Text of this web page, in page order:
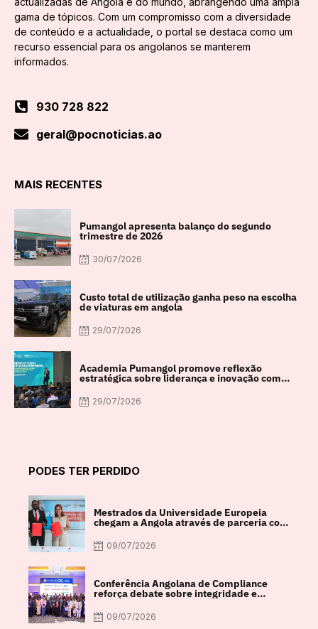
gama de tópicos. Com um compromisso com a diversidade
de conteúdo e a actualidade, o portal se destaca como um
recurso essencial para os angolanos se manterem
informados.
930 728 822
geral@pocnoticias.ao
MAIS RECENTES
Pumangol apresenta balanço do segundo
trimestre de 2026
30/07/2026
Custo total de utilização ganha peso na escolha
de viaturas em angola
29/07/2026
Academia Pumangol promove reflexão
estratégica sobre liderança e inovação com
especialista internacional Nadim Habib
29/07/2026
PODES TER PERDIDO
Mestrados da Universidade Europeia
chegam a Angola através de parceria com
a FACUL
09/07/2026
Conferência Angolana de Compliance
reforça debate sobre integridade e
crescimento económico
09/07/2026